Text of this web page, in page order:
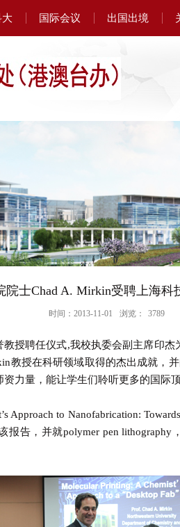
大 国际会议 出国出境
院士Chad A. Mirkin受聘上海科
时间：2013-11-01 浏览： 3789
任仪式,我校执委会副主席印杰为
教授在科研领域取得的杰出成就，
力量，能让学生们聆听更多的国际
to Nanofabrication:
告，并就polymer pen lithography